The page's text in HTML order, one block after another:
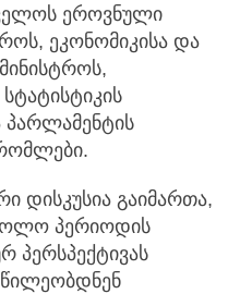
ეროვნული
ეკონომიკისა და
პარლამენტის
დისკუსია გაიმართა,
პერიოდის
პერსპექტივას